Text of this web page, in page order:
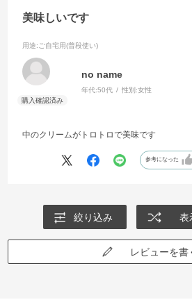
美味しいです
用途:ご自宅用(普段使い)
no name
年代:50代 性別:女性
中のクリームがトロトロで美味です
参考になった
絞り込み 表
レビューを書